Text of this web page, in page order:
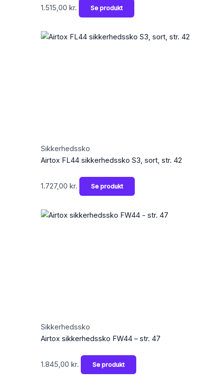
1.515,00 kr. Se produkt
Sikkerhedssko
Airtox FL44 sikkerhedssko S3, sort, str. 42
1.727,00 kr. Se produkt
Sikkerhedssko
Airtox sikkerhedssko FW44 – str. 47
1.845,00 kr. Se produkt